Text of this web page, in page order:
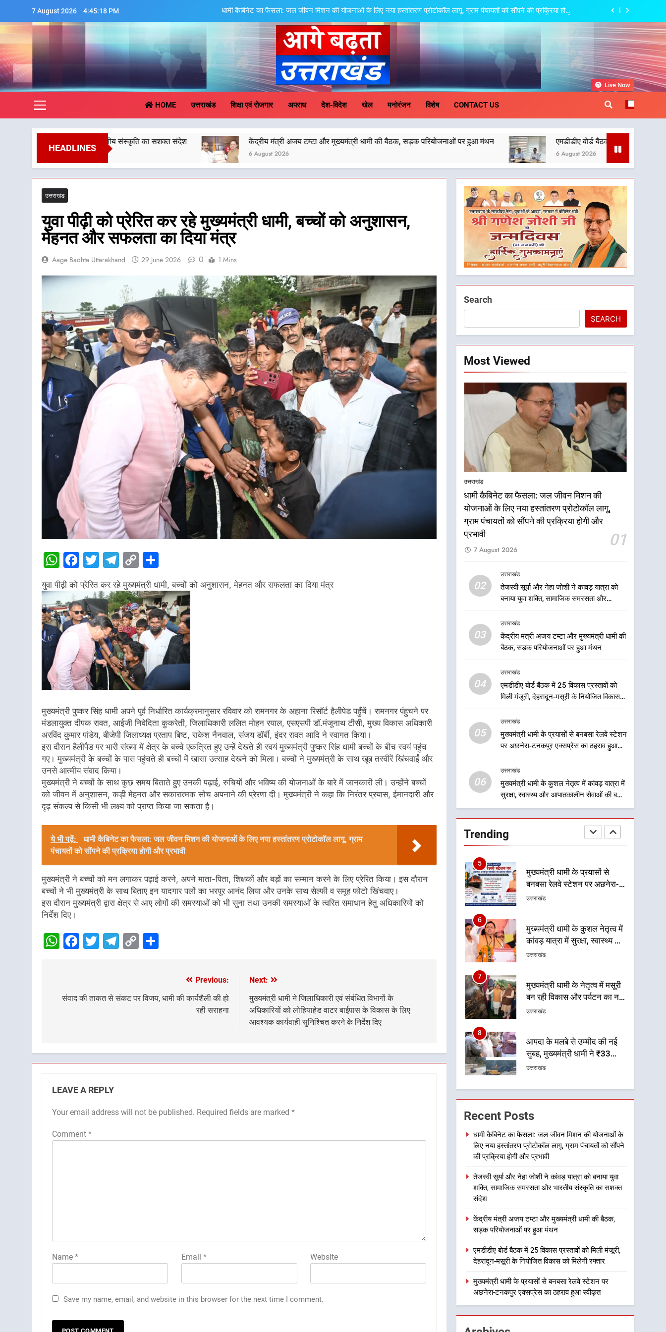
content
7 August 2026 4:45:19 PM
धामी कैबिनेट का फैसला: जल जीवन मिशन की योजनाओं के लिए नया हस्तांतरण प्रोटोकॉल लागू, ग्राम पंचायतों को सौंपने की प्रक्रिया होगी
तेजस्वी सूर्या और नेहा जोशी ने कांवड़ यात्रा को बनाया युवा शक्ति, सामाजिक समरसता और भारतीय संस्कृति का सशक्त संदेश
केंद्रीय मंत्री अजय टम्टा और मुख्यमंत्री धामी की बैठक, सड़क परियोजनाओं पर हुआ मंथन
एमडीडीए बोर्ड बैठक में 25 विकास प्रस्तावों को मिली मंजूरी, देहरादून-मसूरी के नियोजित विकास को मिलेगी रफ्तार
तेजस्वी सूर्या और नेहा जोशी ने कांवड़ यात्रा को बनाया युवा शक्ति, सामाजिक समरसता और भारतीय संस्कृति का सशक्त संदेश
केंद्रीय मंत्री अजय टम्टा और मुख्यमंत्री धामी की बैठक, सड़क परियोजनाओं पर हुआ मंथन
एमडीडीए बोर्ड बैठक में 25 विकास प्रस्तावों को मिली मंजूरी, देहरादून-मसूरी के नियोजित विकास को मिलेगी रफ्तार
Aage Badhta Uttarakhand
HOME उत्तराखंड शिक्षा एवं रोजगार अपराध देश-विदेश खेल मनोरंजन विशेष CONTACT US
Live Now
HEADLINES
समरसता और भारतीय संस्कृति का सशक्त संदेश केंद्रीय मंत्री अजय टम्टा और मुख्यमंत्री धामी की बैठक, सड़क परियोजनाओं पर हुआ मंथन
6 August 2026
एमडीडीए बोर्ड बैठक में 25 विकास प्रस्तावों को मिली
6 August 2026
उत्तराखंड
युवा पीढ़ी को प्रेरित कर रहे मुख्यमंत्री धामी, बच्चों को अनुशासन,
मेहनत और सफलता का दिया मंत्र
Aage Badhta Uttarakhand 29 June 2026 0 1 Mins
WhatsApp
Facebook
Twitter
Telegram
Copy
Link
युवा पीढ़ी को प्रेरित कर रहे मुख्यमंत्री धामी, बच्चों को अनुशासन, मेहनत और सफलता का दिया मंत्र
मुख्यमंत्री पुष्कर सिंह धामी अपने पूर्व निर्धारित कार्यक्रमानुसार रविवार को रामनगर के अहाना रिसॉर्ट हैलीपेड पहुँचें। रामनगर पंहुचने पर
मंडलायुक्त दीपक रावत, आईजी निवेदिता कुकरेती, जिलाधिकारी ललित मोहन रयाल, एसएसपी डॉ.मंजूनाथ टीसी, मुख्य विकास अधिकारी
अरविंद कुमार पांडेय, बीजेपी जिलाध्यक्ष प्रताप बिष्ट, राकेश नैनवाल, संजय डॉर्बी, इंदर रावत आदि ने स्वागत किया।
इस दौरान हैलीपैड पर भारी संख्या में क्षेत्र के बच्चे एकत्रित हुए उन्हें देखते ही स्वयं मुख्यमंत्री पुष्कर सिंह धामी बच्चों के बीच स्वयं पहुंच
गए। मुख्यमंत्री के बच्चों के पास पहुंचते ही बच्चों में खासा उत्साह देखने को मिला। बच्चों ने मुख्यमंत्री के साथ खूब तस्वीरें खिंचवाईं और
उनसे आत्मीय संवाद किया।
मुख्यमंत्री ने बच्चों के साथ कुछ समय बिताते हुए उनकी पढ़ाई, रुचियों और भविष्य की योजनाओं के बारे में जानकारी ली। उन्होंने बच्चों
को जीवन में अनुशासन, कड़ी मेहनत और सकारात्मक सोच अपनाने की प्रेरणा दी। मुख्यमंत्री ने कहा कि निरंतर प्रयास, ईमानदारी और
दृढ़ संकल्प से किसी भी लक्ष्य को प्राप्त किया जा सकता है।
ये भी पढ़ें:
धामी कैबिनेट का फैसला: जल जीवन मिशन की योजनाओं के लिए नया हस्तांतरण प्रोटोकॉल लागू, ग्राम
पंचायतों को सौंपने की प्रक्रिया होगी और प्रभावी
मुख्यमंत्री ने बच्चों को मन लगाकर पढ़ाई करने, अपने माता-पिता, शिक्षकों और बड़ों का सम्मान करने के लिए प्रेरित किया। इस दौरान
बच्चों ने भी मुख्यमंत्री के साथ बिताए इन यादगार पलों का भरपूर आनंद लिया और उनके साथ सेल्फी व समूह फोटो खिंचवाए।
इस दौरान मुख्यमंत्री द्वारा क्षेत्र से आए लोगों की समस्याओं को भी सुना तथा उनकी समस्याओं के त्वरित समाधान हेतु अधिकारियों को
निर्देश दिए।
WhatsApp
Facebook
Twitter
Telegram
Copy
navigation
Previous:
संवाद की ताकत से संकट पर विजय, धामी की कार्यशैली की हो
रही सराहना
Next:
मुख्यमंत्री धामी ने जिलाधिकारी एवं संबंधित विभागों के
अधिकारियों को लोहियाहेड वाटर बाईपास के विकास के लिए
आवश्यक कार्यवाही सुनिश्चित करने के निर्देश दिए
LEAVE A REPLY
Your email address will not be published. Required fields are marked *
Comment *
Name * Email * Website
Save my name, email, and website in this browser for the next time I comment.
Search
SEARCH
Most Viewed
उत्तराखंड
धामी कैबिनेट का फैसला: जल जीवन मिशन की
योजनाओं के लिए नया हस्तांतरण प्रोटोकॉल लागू,
ग्राम पंचायतों को सौंपने की प्रक्रिया होगी और
प्रभावी
01
7 August 2026
02
उत्तराखंड
तेजस्वी सूर्या और नेहा जोशी ने कांवड़ यात्रा को
बनाया युवा शक्ति, सामाजिक समरसता और
03
उत्तराखंड
केंद्रीय मंत्री अजय टम्टा और मुख्यमंत्री धामी की
बैठक, सड़क परियोजनाओं पर हुआ मंथन
04
उत्तराखंड
एमडीडीए बोर्ड बैठक में 25 विकास प्रस्तावों को
मिली मंजूरी, देहरादून-मसूरी के नियोजित विकास
05
उत्तराखंड
मुख्यमंत्री धामी के प्रयासों से बनबसा रेलवे स्टेशन
पर अछनेरा-टनकपुर एक्सप्रेस का ठहराव हुआ
06
उत्तराखंड
मुख्यमंत्री धामी के कुशल नेतृत्व में कांवड़ यात्रा में
सुरक्षा, स्वास्थ्य और आपातकालीन सेवाओं की बनी
मजबूत व्यवस्था
Trending
मुख्यमंत्री धामी के प्रयासों से
बनबसा रेलवे स्टेशन पर अछनेरा-
टनकपुर एक्सप्रेस का ठहराव हुआ
स्वीकृत
उत्तराखंड
6
कांवड़ यात्रा में सुरक्षा, स्वास्थ्य और
आपातकालीन सेवाओं की बनी
मजबूत व्यवस्था
उत्तराखंड
7
मुख्यमंत्री धामी के नेतृत्व में मसूरी
बन रही विकास और पर्यटन का नया
8
आपदा के मलबे से उम्मीद की नई
सुबह, मुख्यमंत्री धामी ने ₹33
भरोसे का प्रतीक
1
धामी कैबिनेट का फैसला: जल
ग्राम पंचायतों को सौंपने की
प्रक्रिया होगी और प्रभावी
2
तेजस्वी सूर्या और नेहा जोशी ने
संस्कृति का सशक्त संदेश
उत्तराखंड
परियोजनाओं पर हुआ मंथन
उत्तराखंड
4
एमडीडीए बोर्ड बैठक में 25 विकास
प्रस्तावों को मिली मंजूरी, देहरादून-
मसूरी के नियोजित विकास को
5
मुख्यमंत्री धामी के प्रयासों से
बनबसा रेलवे स्टेशन पर अछनेरा-
टनकपुर एक्सप्रेस का ठहराव हुआ
उत्तराखंड
6
मुख्यमंत्री धामी के कुशल नेतृत्व में
कांवड़ यात्रा में सुरक्षा, स्वास्थ्य और
आपातकालीन सेवाओं की बनी
उत्तराखंड
7
मुख्यमंत्री धामी के नेतृत्व में मसूरी
बन रही विकास और पर्यटन का नया
केंद्र
उत्तराखंड
8
आपदा के मलबे से उम्मीद की नई
सुबह, मुख्यमंत्री धामी ने ₹33
करोड़ के विकास और राहत कार्यों
भरोसे का प्रतीक
उत्तराखंड
1
धामी कैबिनेट का फैसला: जल
जीवन मिशन की योजनाओं के लिए
नया हस्तांतरण प्रोटोकॉल लागू,
ग्राम पंचायतों को सौंपने की
प्रक्रिया होगी और प्रभावी
2
तेजस्वी सूर्या और नेहा जोशी ने
सामाजिक समरसता और भारतीय
संस्कृति का सशक्त संदेश
उत्तराखंड
3
मुख्यमंत्री धामी की बैठक, सड़क
परियोजनाओं पर हुआ मंथन
उत्तराखंड
4
प्रस्तावों को मिली मंजूरी, देहरादून-
मसूरी के नियोजित विकास को
मिलेगी रफ्तार
उत्तराखंड
5
Recent Posts
धामी कैबिनेट का फैसला: जल जीवन मिशन की योजनाओं के
लिए नया हस्तांतरण प्रोटोकॉल लागू, ग्राम पंचायतों को सौंपने
की प्रक्रिया होगी और प्रभावी
तेजस्वी सूर्या और नेहा जोशी ने कांवड़ यात्रा को बनाया युवा
शक्ति, सामाजिक समरसता और भारतीय संस्कृति का सशक्त
संदेश
केंद्रीय मंत्री अजय टम्टा और मुख्यमंत्री धामी की बैठक,
सड़क परियोजनाओं पर हुआ मंथन
एमडीडीए बोर्ड बैठक में 25 विकास प्रस्तावों को मिली मंजूरी,
देहरादून-मसूरी के नियोजित विकास को मिलेगी रफ्तार
मुख्यमंत्री धामी के प्रयासों से बनबसा रेलवे स्टेशन पर
अछनेरा-टनकपुर एक्सप्रेस का ठहराव हुआ स्वीकृत